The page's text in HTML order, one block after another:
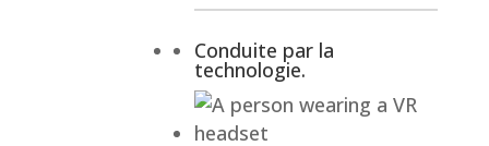
Conduite par la
technologie.